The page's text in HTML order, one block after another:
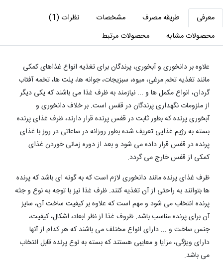
معرفی طریقه مصرف مشخصات
نظرات (1)
محصولات مشابه
محصولات مرتبط
علاوه بر دانخوری و آبخوری، پرندگان برای تغذیه انواع غذاهای کمکی
مانند تغذیه تخم مرغی، میوه، سبزیجات، جوانه ها، پلت ها، تخمه آفتاب
گردان، انواع مکمل ها و ... نیازمند به ظرف غذا می باشند که یکی دیگر
از ملزومات نگهداری پرندگان در قفس است. بر خلاف دانخوری و
آبخوری پرنده که بطور ثابت در قفس پرنده قرار دارند، ظرف غذای پرنده
بسته به رژیم غذایی تعریف شده بطور روزانه در ساعاتی در روز با غذای
پرنده در قفس قرار داده می شود و بعد از دوره زمانی خوردن غذای
کمکی از قفس خارج می گردد.
ظرف غذای پرنده مانند دانخوری لازم است که به گونه ای باشد که پرنده
ها بتوانند به راحتی از آن تغذیه کنند. ظرف غذا نیز با توجه به نوع و جثه
پرنده انتخاب می شود و مهم است که علاوه بر کیفیت ساخت آن، سایز
آن برای پرنده مناسب باشد. ظروف غذا از نظر ابعاد، اشکال، کیفیت،
جنس ساخت و ... دارای انواع مختلف می باشند که هر کدام از آنها
دارای ویژگی، مزایا و معایبی هستند که بسته به نوع پرنده قابل انتخاب
می باشد.